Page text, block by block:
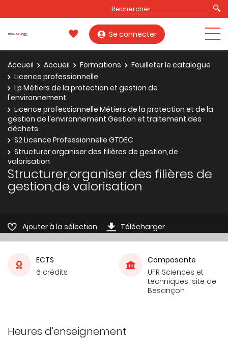
Se connecter
Accueil Accueil Formations
Feuilleter le catalogue
Licence professionnelle
Lp Métiers de la protection et gestion de
l'environnement
Licence professionnelle Métiers de la protection et de la
gestion de l'environnement Gestion et traitement des
déchets
S2 Licence Professionnelle GTDEC
Structurer,organiser des filières de gestion,de
valorisation
Structurer,organiser des filières de
gestion,de valorisation
Ajouter à la sélection Télécharger
ECTS
6 crédits
Composante
UFR Sciences et
techniques, site de
Besançon
Heures d'enseignement